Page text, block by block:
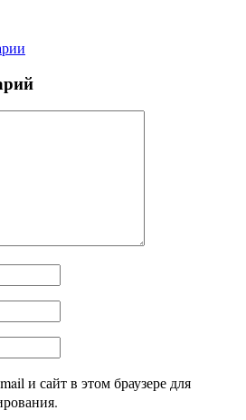
и сайт в этом браузере для